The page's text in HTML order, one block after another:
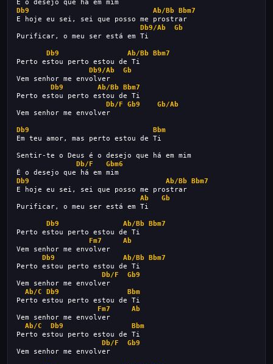
É o desejo que há em mim
Db9
Ab/Bb
Bbm7
E hoje eu sei, sei que posso me prostrar
Db9/Ab
Gb
Purificar, o meu ser está em Ti
Db9 Ab/Bb
Bbm7
Perto estou perto estou de Ti
Db9/Ab
Gb
Vem senhor me envolver
Db9
Ab/Bb
Bbm7
Perto estou perto estou de Ti
Db/F
Gb9
Gb/Ab
Vem senhor me envolver
Db9
Bbm
Em teu amor, mas perto estou de Ti
Sentir-te o Deus é o desejo que há em mim
Db/F
Gbm6
É o desejo que há em mim
Db9
Ab/Bb
Bbm7
E hoje eu sei, sei que posso me prostrar
Ab
Gb
Purificar, o meu ser está em Ti
Db9 Ab/Bb
Bbm7
Perto estou perto estou de Ti
Fm7
Ab
Vem senhor me envolver
Db9
Ab/Bb
Bbm7
Perto estou perto estou de Ti
Db/F
Gb9
Vem senhor me envolver
Ab/C
Db9
Bbm
Perto estou perto estou de Ti
Fm7
Ab
Vem senhor me envolver
Ab/C
Db9
Bbm
Perto estou perto estou de Ti
Db/F
Gb9
Vem senhor me envolver